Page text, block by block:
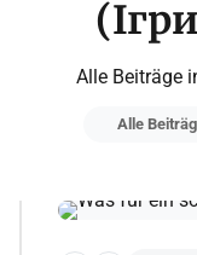
Alle Beiträge
Alle